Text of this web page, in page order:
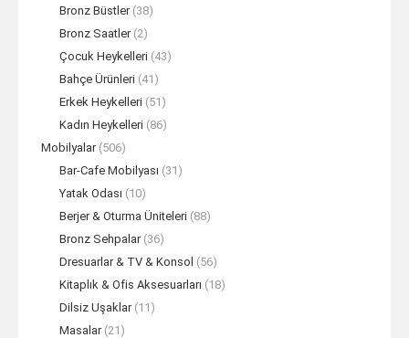
Bronz Büstler (38)
Bronz Saatler (2)
Çocuk Heykelleri (43)
Bahçe Ürünleri (41)
Erkek Heykelleri (51)
Kadın Heykelleri (86)
Mobilyalar (506)
Bar-Cafe Mobilyası (31)
Yatak Odası (10)
Berjer & Oturma Üniteleri (88)
Bronz Sehpalar (36)
Dresuarlar & TV & Konsol (56)
Kitaplık & Ofis Aksesuarları (18)
Dilsiz Uşaklar (11)
Masalar (21)